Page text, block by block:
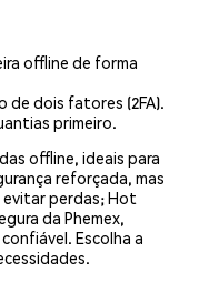
offline de forma
de dois fatores (2FA).
primeiro.
offline, ideais para
reforçada, mas
evitar perdas; Hot
da Phemex,
Escolha a